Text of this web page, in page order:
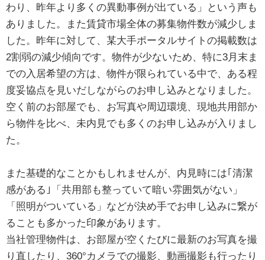
わり、昨年より多くの異動事例が出ている」という声も
ありました。また賃貸市場全体の募集物件数が減少しま
した。昨年に対して、某大手ポータルサイトの掲載数は
2割弱の減少傾向です。物件が少ないため、特に3月末ま
での入居希望の方は、物件が限られている中で、ある程
度妥協点を見いだしながらのお申し込みとなりました。
空く前のお部屋でも、お写真や周辺環境、現地共用部か
ら物件を比べ、未内見でも多くのお申し込みが入りまし
た。
また基礎的なことかもしれませんが、内見時には｢清潔
感がある｣「共用部も整っていて暗い雰囲気がない」
「照明がついている」などが決め手でお申し込みに繋が
ることも多かった印象があります。
当社管理物件は、お部屋が空くたびに最新のお写真を撮
り直したり、360°カメラでの撮影、動画撮影も行ったり